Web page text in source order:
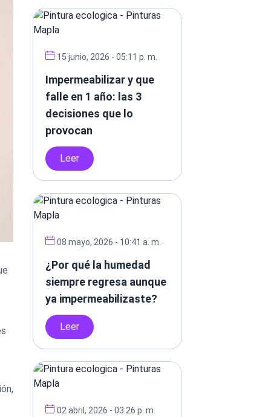
15 junio, 2026 - 05:11 p. m.
Impermeabilizar y que
falle en 1 año: las 3
decisiones que lo
provocan
Leer
08 mayo, 2026 - 10:41 a. m.
¿Por qué la humedad
siempre regresa aunque
ya impermeabilizaste?
Leer
02 abril, 2026 - 03:26 p. m.